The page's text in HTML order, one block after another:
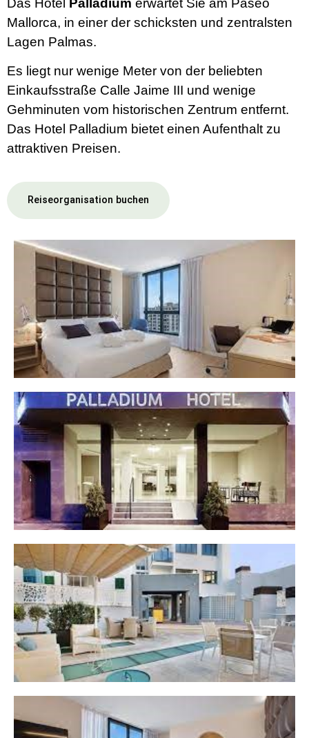
Mallorca, in einer der schicksten und zentralsten
Lagen Palmas.
Es liegt nur wenige Meter von der beliebten
Einkaufsstraße Calle Jaime III und wenige
Gehminuten vom historischen Zentrum entfernt.
Das Hotel Palladium bietet einen Aufenthalt zu
attraktiven Preisen.
Reiseorganisation buchen